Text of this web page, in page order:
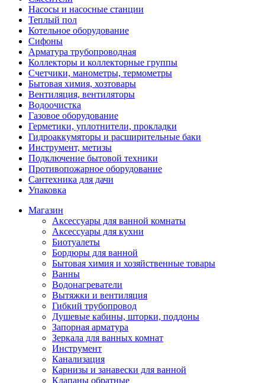
Насосы и насосные станции
Теплый пол
Котельное оборудование
Сифоны
Арматура трубопроводная
Коллекторы и коллекторные группы
Счетчики, манометры, термометры
Бытовая химия, хозтовары
Вентиляция, вентиляторы
Водоочистка
Газовое оборудование
Герметики, уплотнители, прокладки
Гидроаккумяторы и расширительные баки
Инструмент, метизы
Подключение бытовой техники
Противопожарное оборудование
Сантехника для дачи
Упаковка
Магазин
Аксессуары для ванной комнаты
Аксессуары для кухни
Биотуалеты
Бордюры для ванной
Бытовая химия и хозяйственные товары
Ванны
Водонагреватели
Вытяжки и вентиляция
Гибкий трубопровод
Душевые кабины, шторки, поддоны
Запорная арматура
Зеркала для ванных комнат
Инструмент
Канализация
Карнизы и занавески для ванной
Клапаны обратные